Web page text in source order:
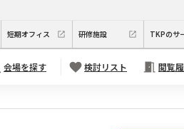
短期オフィス 研修施設 TKPのサ
会場を探す 検討リスト 閲覧